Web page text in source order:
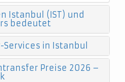
Istanbul (IST) und
bedeutet
in Istanbul
Preise 2026 –